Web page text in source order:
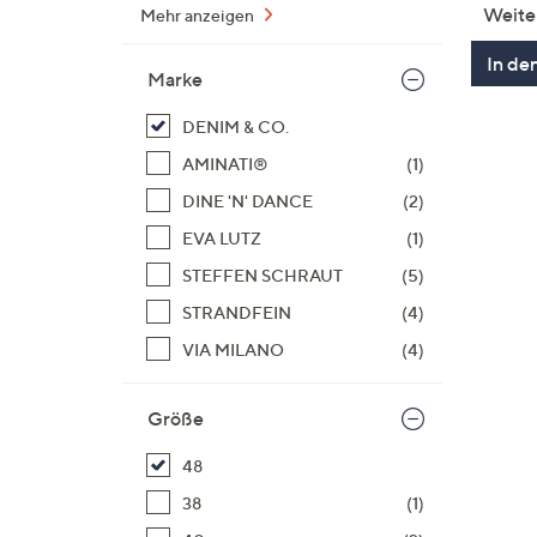
Mehr anzeigen
Marke
DENIM & CO.
AMINATI®
(1)
DINE 'N' DANCE
(2)
EVA LUTZ
(1)
STEFFEN SCHRAUT
(5)
STRANDFEIN
(4)
VIA MILANO
(4)
Größe
48
38
(1)
In